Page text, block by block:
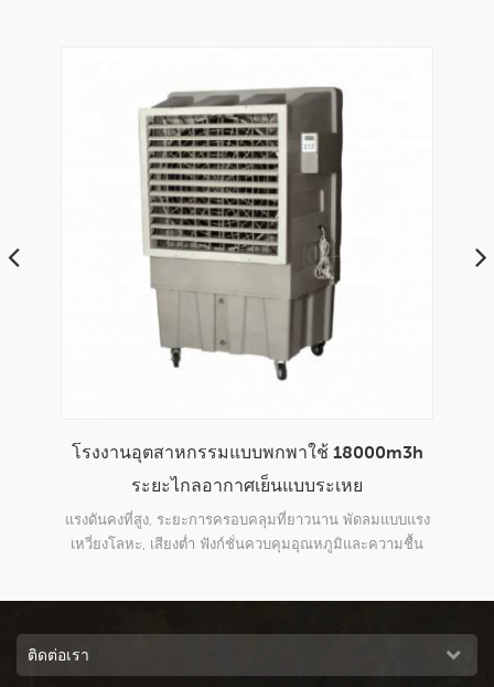
การออกแบบใหม่ติดตั้งหน้าต่างขนาด 6000m3 /
h เครื่องทำอากาศเย็นพลังงานแสงอาทิตย์แบบ
ระเหย
โซลูชั่นระบายความร้อนที่ดีที่สุดสำหรับพื้นที่เปิดโล่ง xz13-
060c มีความเร็ว 3 ระดับสำหรับการไหลของอากาศการไหล
ติดต่อเรา